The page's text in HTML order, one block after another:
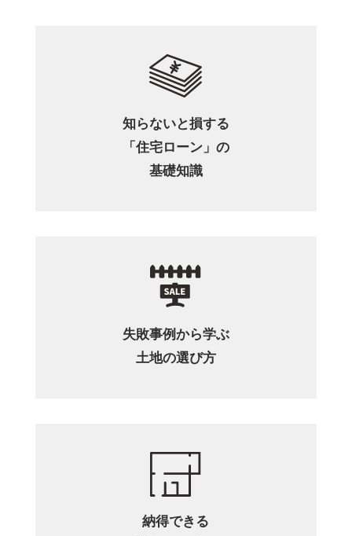
知らないと損する
「住宅ローン」の
基礎知識
失敗事例から学ぶ
土地の選び方
納得できる